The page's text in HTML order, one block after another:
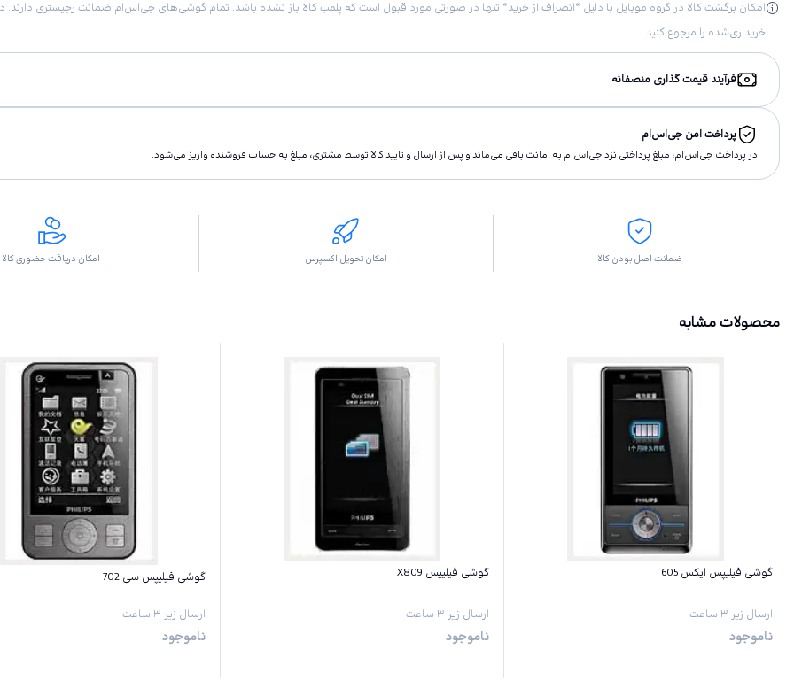
خریداری‌شده را مرجوع کنید.
فرآیند قیمت گذاری منصفانه
پرداخت امن جی‌اس‌ام
در پرداخت جی‌اس‌ام، مبلغ پرداختى نزد جی‌اس‌ام به امانت باقى مى‌ماند و پس از ارسال و تاييد كالا توسط مشتری، مبلغ به حساب فروشنده واريز مى‌شود.
ضمانت اصل بودن کالا امکان تحویل اکسپرس امکان دریافت حضوری کالا
محصولات مشابه
گوشی فیلیپس ایکس 605
ارسال زیر ۳ ساعت
ناموجود
گوشی فیلیپس X809
ارسال زیر ۳ ساعت
ناموجود
گوشی فیلیپس سی 702
ارسال زیر ۳ ساعت
ناموجود